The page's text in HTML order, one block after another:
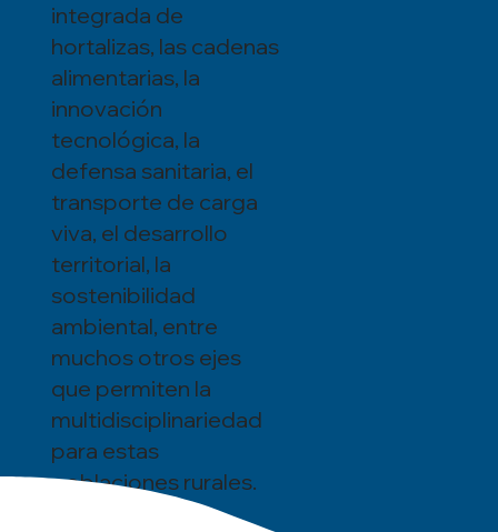
integrada de
hortalizas, las cadenas
alimentarias, la
innovación
tecnológica, la
defensa sanitaria, el
transporte de carga
viva, el desarrollo
territorial, la
sostenibilidad
ambiental, entre
muchos otros ejes
que permiten la
multidisciplinariedad
para estas
poblaciones rurales.